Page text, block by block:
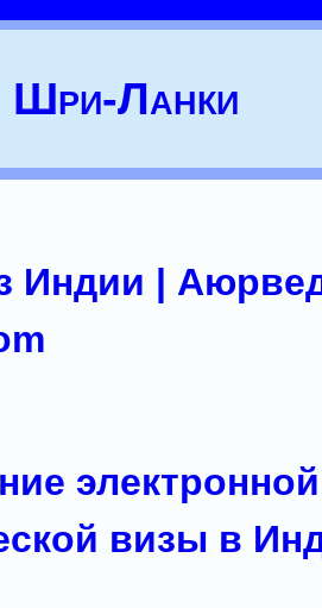
Шри-Ланки
Индии |
электронной
визы в